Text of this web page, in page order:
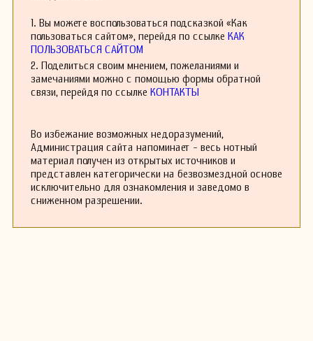
1. Вы можете воспользоваться подсказкой «Как
пользоваться сайтом», перейдя по ссылке КАК
ПОЛЬЗОВАТЬСЯ САЙТОМ
2. Поделиться своим мнением, пожеланиями и
замечаниями можно с помощью формы обратной
связи, перейдя по ссылке КОНТАКТЫ
Во избежание возможных недоразумений,
Администрация сайта напоминает - весь нотный
материал получен из открытых источников и
представлен категорически на безвозмездной основе
исключительно для ознакомления и заведомо в
сниженном разрешении.